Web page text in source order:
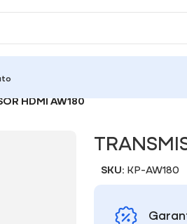
HDMI AW180
SKU: KP-AW180